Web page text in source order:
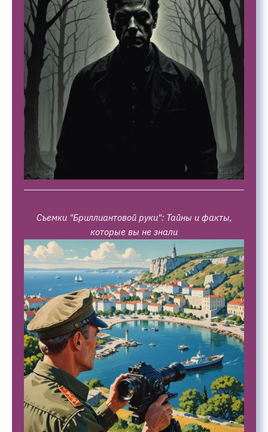
Съемки "Бриллиантовой руки": Тайны и факты,
которые вы не знали